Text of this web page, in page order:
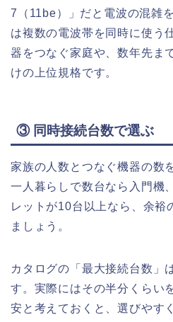
7（11be）」だと電波の混雑
は複数の電波帯を同時に使う
器をつなぐ家庭や、数年先ま
けの上位規格です。
③ 同時接続台数で選ぶ
家族の人数とつなぐ機器の数
一人暮らしで数台なら入門機
レットが10台以上なら、余裕
ましょう。
カタログの「最大接続台数」
す。実際にはその半分くらい
安と考えておくと、選びやす